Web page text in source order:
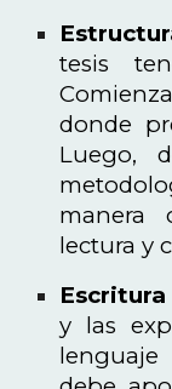
tesis
donde
Luego,
manera
lectura y
y las